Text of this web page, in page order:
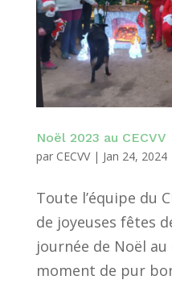
Noël 2023 au CECVV
par CECVV| Jan 24, 2024
Toute l’équipe du
de joyeuses fêtes
journée de Noël
moment de pur